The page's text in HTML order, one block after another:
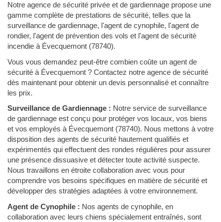
Notre agence de sécurité privée et de gardiennage propose une
gamme complète de prestations de sécurité, telles que la
surveillance de gardiennage, l'agent de cynophile, l'agent de
rondier, l'agent de prévention des vols et l'agent de sécurité
incendie à Évecquemont (78740).
Vous vous demandez peut-être combien coûte un agent de
sécurité à Évecquemont ? Contactez notre agence de sécurité
dès maintenant pour obtenir un devis personnalisé et connaître
les prix.
Surveillance de Gardiennage : Notre service de surveillance
de gardiennage est conçu pour protéger vos locaux, vos biens
et vos employés à Évecquemont (78740). Nous mettons à votre
disposition des agents de sécurité hautement qualifiés et
expérimentés qui effectuent des rondes régulières pour assurer
une présence dissuasive et détecter toute activité suspecte.
Nous travaillons en étroite collaboration avec vous pour
comprendre vos besoins spécifiques en matière de sécurité et
développer des stratégies adaptées à votre environnement.
Agent de Cynophile : Nos agents de cynophile, en
collaboration avec leurs chiens spécialement entraînés, sont